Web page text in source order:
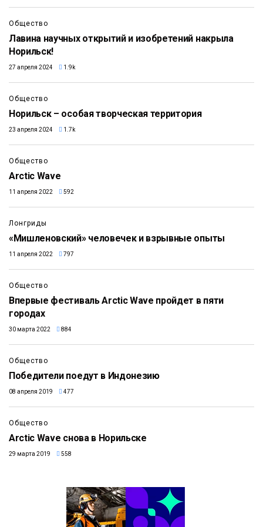
Общество
Лавина научных открытий и изобретений накрыла
Норильск!
27 апреля 2024 1.9k
Общество
Норильск – особая творческая территория
23 апреля 2024 1.7k
Общество
Arctic Wave
11 апреля 2022 592
Лонгриды
«Мишленовский» человечек и взрывные опыты
11 апреля 2022 797
Общество
Впервые фестиваль Arctic Wave пройдет в пяти
городах
30 марта 2022 884
Общество
Победители поедут в Индонезию
08 апреля 2019 477
Общество
Arctic Wave снова в Норильске
29 марта 2019 558